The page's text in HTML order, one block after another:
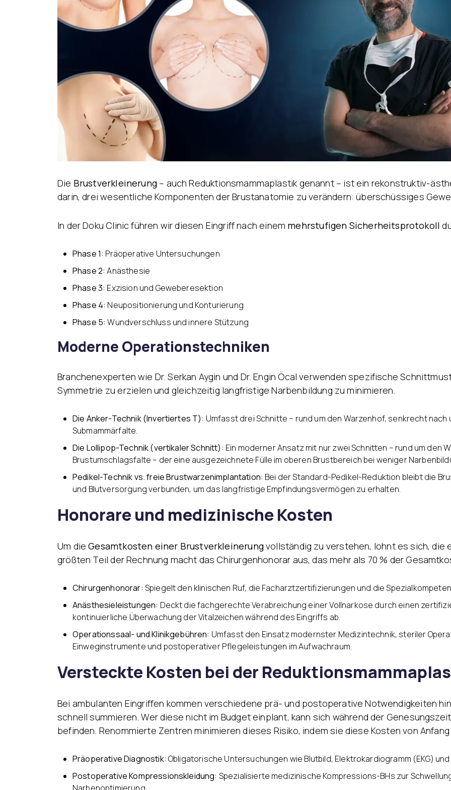
Die Brustverkleinerung– auch Reduktionsmammaplastik genannt – ist ein rekonstruktiv-
darin, drei wesentliche Komponenten der Brustanatomie zu verändern: überschüssiges
In der Doku Clinic führen wir diesen Eingriff nach einem mehrstufigen Sicherheitsprotokoll
Phase 1: Präoperative Untersuchungen
Phase 2: Anästhesie
Phase 3: Exzision und Geweberesektion
Phase 4: Neupositionierung und Konturierung
Phase 5: Wundverschluss und innere Stützung
Moderne Operationstechniken
Branchenexperten wie Dr. Serkan Aygin und Dr. Engin Öcal verwenden spezifische
Symmetrie zu erzielen und gleichzeitig langfristige Narbenbildung zu minimieren.
Die Anker-Technik (Invertiertes T): Umfasst drei Schnitte – rund um den Warzenhof, senkrecht
Submammärfalte.
Die Lollipop-Technik (vertikaler Schnitt): Ein moderner Ansatz mit nur zwei Schnitten – rund um den
Brustumschlagsfalte – der eine ausgezeichnete Fülle im oberen Brustbereich bei weniger
Pedikel-Technik vs. freie Brustwarzenimplantation: Bei der Standard-Pedikel-Reduktion bleibt die
und Blutversorgung verbunden, um das langfristige Empfindungsvermögen zu erhalten.
Honorare und medizinische Kosten
Um dieGesamtkosten einer Brustverkleinerungvollständig zu verstehen, lohnt es sich, die
größten Teil der Rechnung macht das Chirurgenhonorar aus, das mehr als 70 % der
Chirurgenhonorar: Spiegelt den klinischen Ruf, die Facharztzertifizierungen und die
Anästhesieleistungen: Deckt die fachgerechte Verabreichung einer Vollnarkose durch einen
kontinuierliche Überwachung der Vitalzeichen während des Eingriffs ab.
Operationssaal- und Klinikgebühren: Umfasst den Einsatz modernster Medizintechnik, steriler
Einweginstrumente und postoperativer Pflegeleistungen im Aufwachraum.
Versteckte Kosten bei der
Bei ambulanten Eingriffen kommen verschiedene prä- und postoperative Notwendigkeiten
schnell summieren. Wer diese nicht im Budget einplant, kann sich während der
befinden. Renommierte Zentren minimieren dieses Risiko, indem sie diese Kosten von
Präoperative Diagnostik: Obligatorische Untersuchungen wie Blutbild, Elektrokardiogramm (EKG)
Postoperative Kompressionskleidung: Spezialisierte medizinische Kompressions-BHs zur